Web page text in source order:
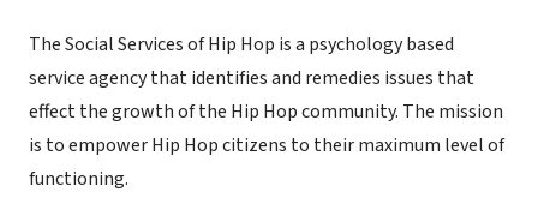
The Social Services of Hip Hop is a psychology based
service agency that identifies and remedies issues that
effect the growth of the Hip Hop community. The mission
is to empower Hip Hop citizens to their maximum level of
functioning.